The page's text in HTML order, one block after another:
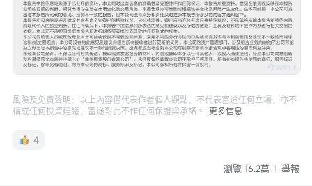
風險及免責聲明：以上內容僅代表作者個人觀點，不代表富途任何立場，亦不
構成任何投資建議，富途對此不作任何保證與承諾。
更多信息
4
瀏覽 16.2萬 舉報